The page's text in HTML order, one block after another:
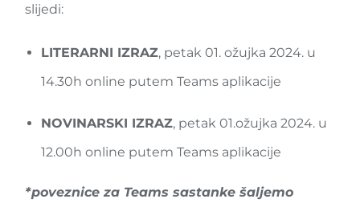
slijedi:
LITERARNI IZRAZ, petak 01. ožujka 2024. u
14.30h online putem Teams aplikacije
NOVINARSKI IZRAZ, petak 01.ožujka 2024. u
12.00h online putem Teams aplikacije
*poveznice za Teams sastanke šaljemo